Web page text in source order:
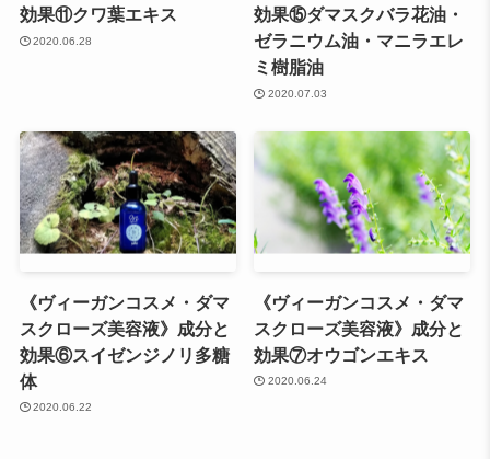
効果⑪クワ葉エキス
2020.06.28
効果⑮ダマスクバラ花油・
ゼラニウム油・マニラエレ
ミ樹脂油
2020.07.03
《ヴィーガンコスメ・ダマ
スクローズ美容液》成分と
効果⑥スイゼンジノリ多糖
体
2020.06.22
《ヴィーガンコスメ・ダマ
スクローズ美容液》成分と
効果⑦オウゴンエキス
2020.06.24